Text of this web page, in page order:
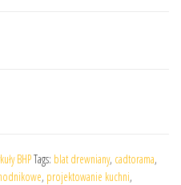
BHPTags: blat drewniany, cadtorama,
, projektowanie kuchni,